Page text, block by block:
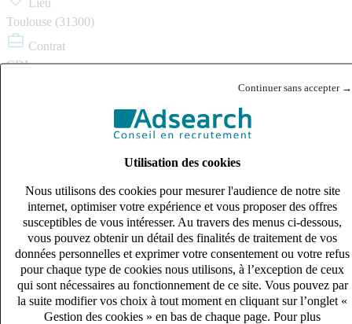
Continuer sans accepter →
Utilisation des cookies
Nous utilisons des cookies pour mesurer l'audience de notre site
internet, optimiser votre expérience et vous proposer des offres
susceptibles de vous intéresser. Au travers des menus ci-dessous,
vous pouvez obtenir un détail des finalités de traitement de vos
données personnelles et exprimer votre consentement ou votre refus
pour chaque type de cookies nous utilisons, à l’exception de ceux
qui sont nécessaires au fonctionnement de ce site. Vous pouvez par
la suite modifier vos choix à tout moment en cliquant sur l’onglet «
Gestion des cookies » en bas de chaque page. Pour plus
Lieu
Toulouse (31300)
Contrat
CDI
Copier le lien
Je postule
Postes similaires
Publié le 08/08/2026